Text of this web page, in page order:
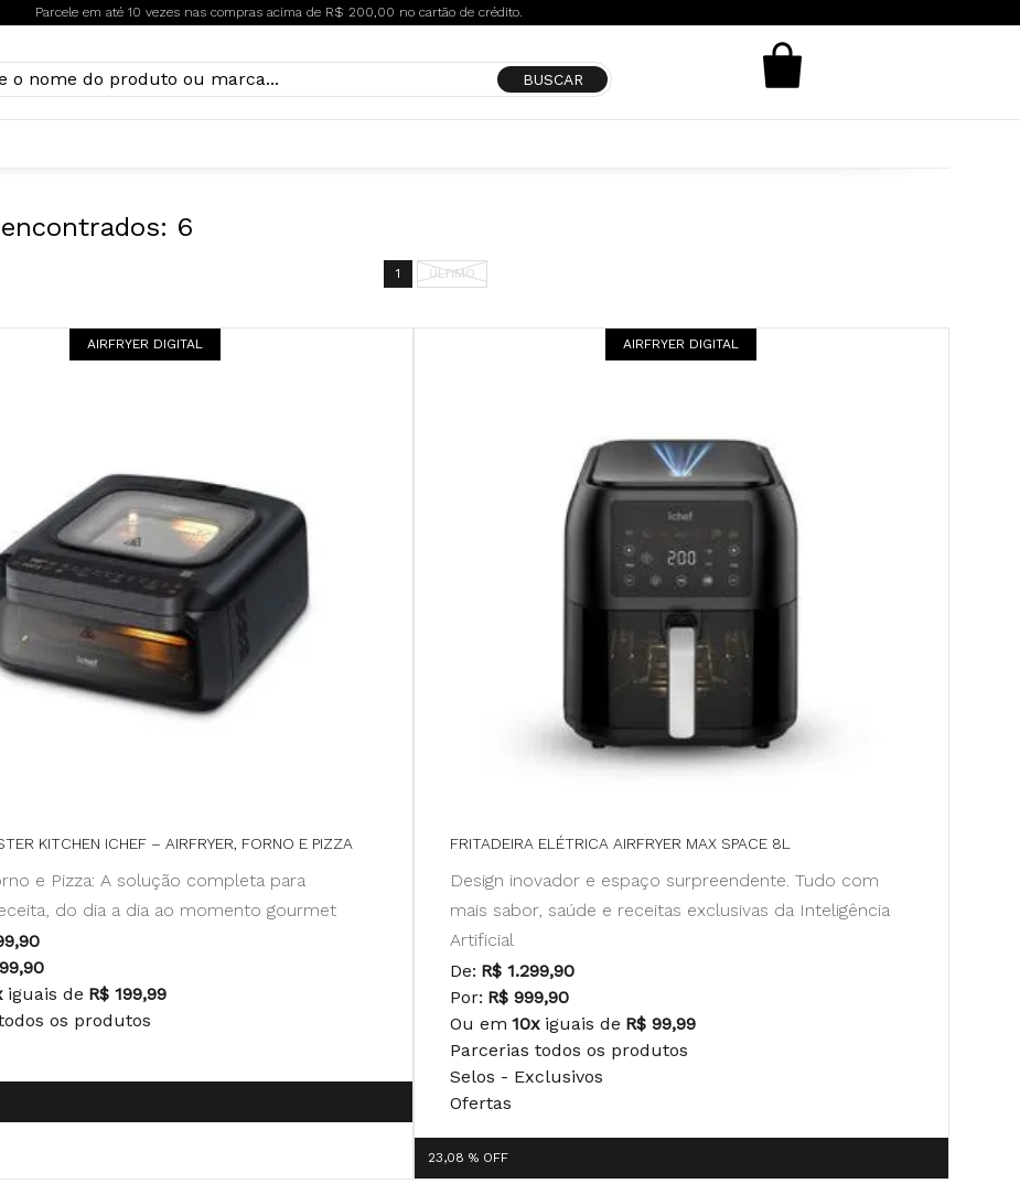
Parcele em até 10 vezes nas compras acima de R$ 200,00 no cartão de crédito.
6
1 ÚLTIMO
AIRFRYER DIGITAL
KITCHEN ICHEF – AIRFRYER, FORNO E PIZZA
e Pizza: A solução completa para
do dia a dia ao momento gourmet
iguais de R$ 199,99
os produtos
AIRFRYER DIGITAL
FRITADEIRA ELÉTRICA AIRFRYER MAX SPACE 8L
Design inovador e espaço surpreendente. Tudo com
mais sabor, saúde e receitas exclusivas da Inteligência
Artificial
De: R$ 1.299,90
Por: R$ 999,90
Ou em 10x iguais de R$ 99,99
Parcerias todos os produtos
Selos - Exclusivos
Ofertas
23,08 % OFF